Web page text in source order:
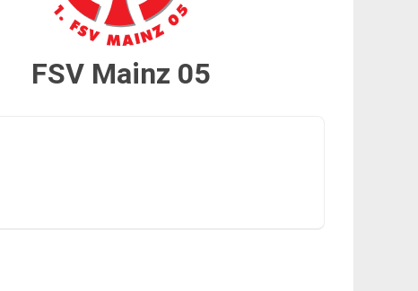
FSV Mainz 05